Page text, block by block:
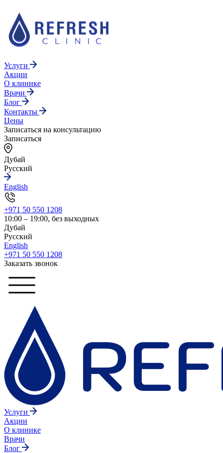
Услуги
Акции
О клинике
Врачи
Блог
Контакты
Цены
Записаться на консультацию
Записаться
Дубай
Русский
English
+971 50 550 1208
10:00 – 19:00, без выходных
Дубай
Русский
English
+971 50 550 1208
Заказать звонок
Услуги
Акции
О клинике
Врачи
Блог